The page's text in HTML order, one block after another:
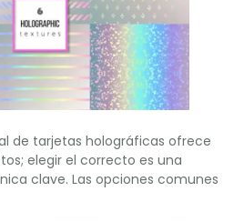
de tarjetas holográficas ofrece
elegir el correcto es una
clave. Las opciones comunes